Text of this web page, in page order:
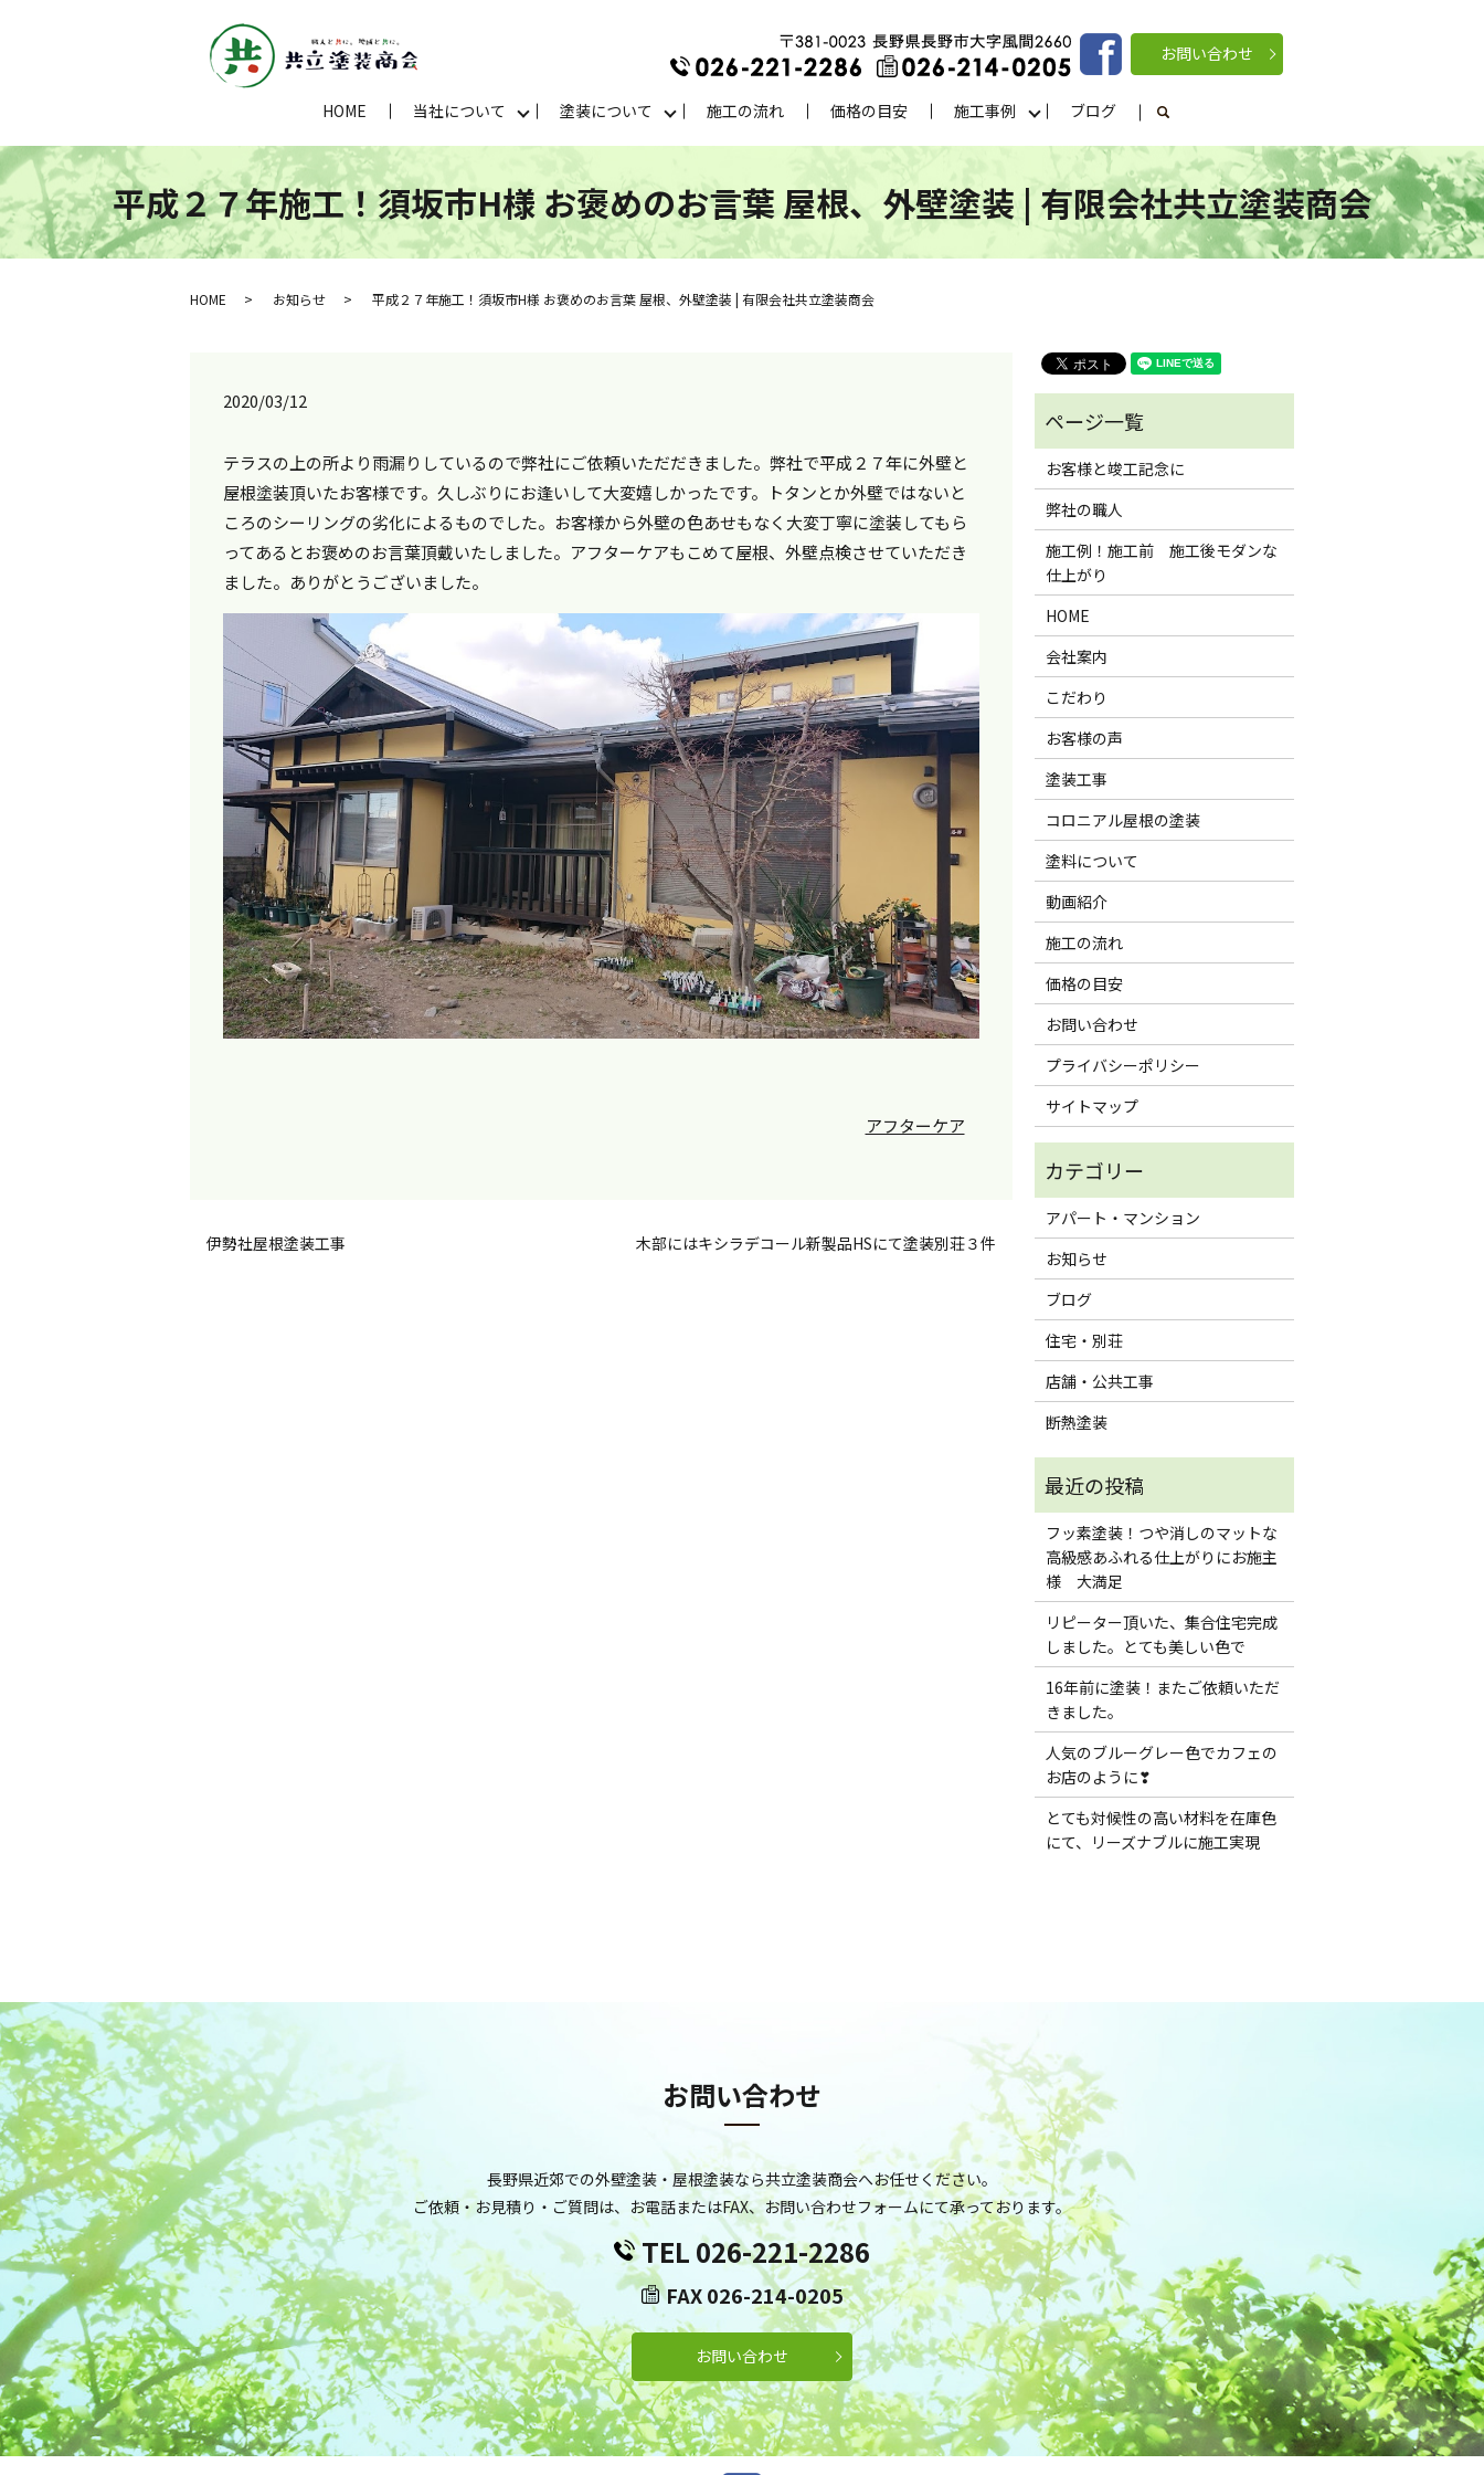
お問い合わせ
HOME 当社について 塗装について 施工の流れ 価格の目安 施工事例 ブログ search
平成２７年施工！須坂市H様 お褒めのお言葉 屋根、外壁塗装 | 有限会社共立塗装商会
HOME お知らせ 平成２７年施工！須坂市H様 お褒めのお言葉 屋根、外壁塗装 | 有限会社共立塗装商会
2020/03/12
テラスの上の所より雨漏りしているので弊社にご依頼いただだきました。弊社で平成２７年に外壁と
屋根塗装頂いたお客様です。久しぶりにお逢いして大変嬉しかったです。トタンとか外壁ではないと
ころのシーリングの劣化によるものでした。お客様から外壁の色あせもなく大変丁寧に塗装してもら
ってあるとお褒めのお言葉頂戴いたしました。アフターケアもこめて屋根、外壁点検させていただき
ました。ありがとうございました。
アフターケア
伊勢社屋根塗装工事 木部にはキシラデコール新製品HSにて塗装別荘３件
お客様と竣工記念に
弊社の職人
施工例！施工前 施工後モダンな
仕上がり
HOME
会社案内
こだわり
お客様の声
塗装工事
コロニアル屋根の塗装
塗料について
動画紹介
施工の流れ
価格の目安
お問い合わせ
プライバシーポリシー
サイトマップ
アパート・マンション
お知らせ
ブログ
住宅・別荘
店舗・公共工事
断熱塗装
フッ素塗装！つや消しのマットな
高級感あふれる仕上がりにお施主
様 大満足
リピーター頂いた、集合住宅完成
しました。とても美しい色で
16年前に塗装！またご依頼いただ
きました。
人気のブルーグレー色でカフェの
お店のように❣
とても対候性の高い材料を在庫色
にて、リーズナブルに施工実現
お問い合わせ
長野県近郊での外壁塗装・屋根塗装なら共立塗装商会へお任せください。
ご依頼・お見積り・ご質問は、お電話またはFAX、お問い合わせフォームにて承っております。
TEL 026-221-2286
FAX 026-214-0205
お問い合わせ